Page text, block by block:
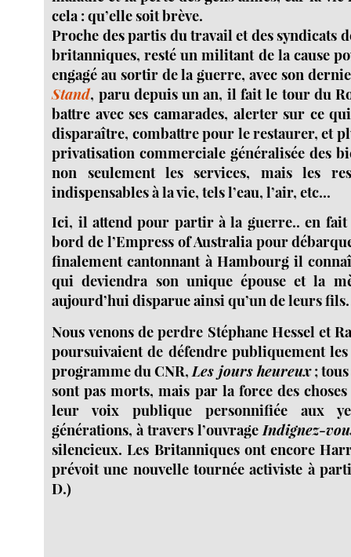
cela : qu’elle soit brève.
Proche des partis du travail et des syndicats
britanniques, resté un militant de la cause
engagé au sortir de la guerre, avec son
Stand, paru depuis un an, il fait le tour du
battre avec ses camarades, alerter sur ce
disparaître, combattre pour le restaurer, et
privatisation commerciale généralisée des
non seulement les services, mais les
indispensables à la vie, tels l’eau, l’air, etc...
Ici, il attend pour partir à la guerre.. en fait
bord de l’Empress of Australia pour
finalement cantonnant à Hambourg il
qui deviendra son unique épouse et la
aujourd’hui disparue ainsi qu’un de leurs fils.
Nous venons de perdre Stéphane Hessel et
poursuivaient de défendre publiquement
programme du CNR,Les jours heureux; tous
sont pas morts, mais par la force des
leur voix publique personnifiée aux
générations, à travers l’ouvrageIndignez-
silencieux. Les Britanniques ont encore
prévoit une nouvelle tournée activiste à
D.)